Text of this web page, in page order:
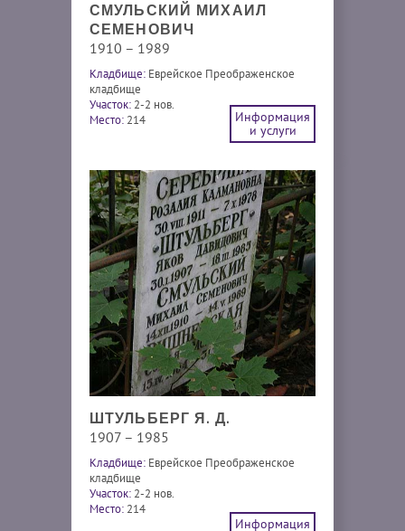
СМУЛЬСКИЙ МИХАИЛ
СЕМЕНОВИЧ
1910 – 1989
Кладбище: Еврейское Преображенское
кладбище
Участок: 2-2 нов.
Место: 214
Информация
и услуги
ШТУЛЬБЕРГ Я. Д.
1907 – 1985
Кладбище: Еврейское Преображенское
кладбище
Участок: 2-2 нов.
Место: 214
Информация